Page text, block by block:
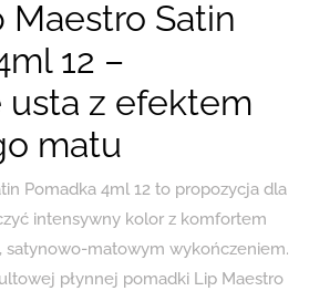
Maestro Satin
12 –
usta z efektem
matu
Pomadka 4ml 12 to propozycja dla
intensywny kolor z komfortem
satynowo-matowym wykończeniem.
płynnej pomadki Lip Maestro